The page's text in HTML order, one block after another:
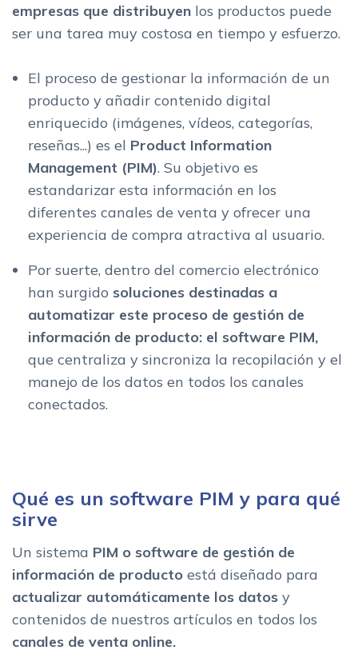
empresas que distribuyen los productos puede
ser una tarea muy costosa en tiempo y esfuerzo.
El proceso de gestionar la información de un
producto y añadir contenido digital
enriquecido (imágenes, vídeos, categorías,
reseñas...) es el Product Information
Management (PIM). Su objetivo es
estandarizar esta información en los
diferentes canales de venta y ofrecer una
experiencia de compra atractiva al usuario.
Por suerte, dentro del comercio electrónico
han surgido soluciones destinadas a
automatizar este proceso de gestión de
información de producto: el software PIM,
que centraliza y sincroniza la recopilación y el
manejo de los datos en todos los canales
conectados.
Qué es un software PIM y para qué
sirve
Un sistema PIM o software de gestión de
información de producto está diseñado para
actualizar automáticamente los datos y
contenidos de nuestros artículos en todos los
canales de venta online.